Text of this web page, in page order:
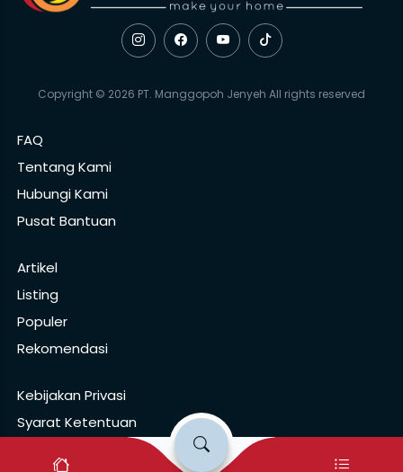
Copyright © 2026 PT. Manggopoh Jenyeh All rights reserved
FAQ
Tentang Kami
Hubungi Kami
Pusat Bantuan
Artikel
Listing
Populer
Rekomendasi
Kebijakan Privasi
Syarat Ketentuan